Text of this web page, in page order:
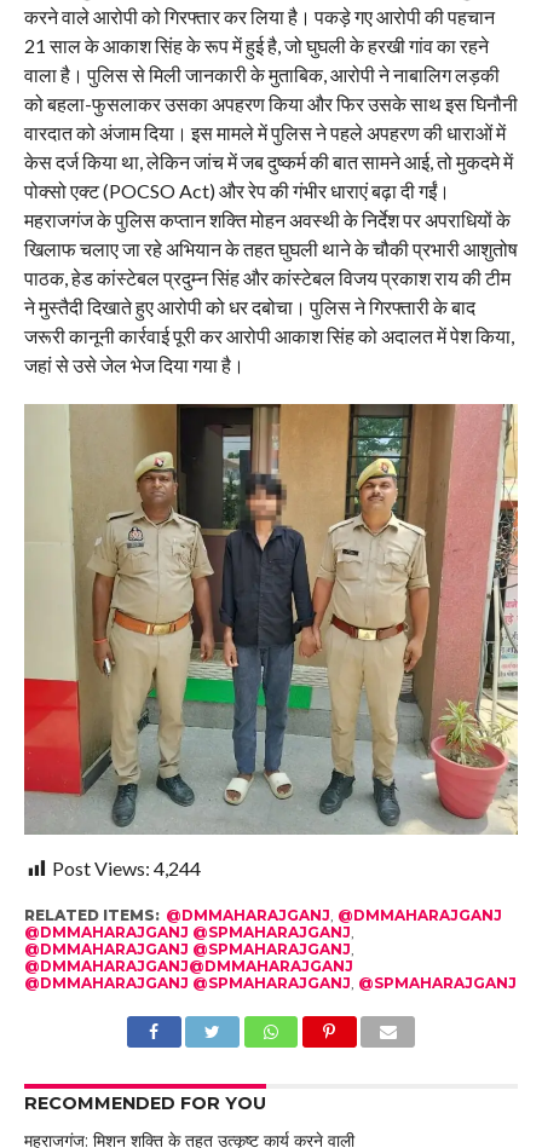
करने वाले आरोपी को गिरफ्तार कर लिया है। पकड़े गए आरोपी की पहचान
21 साल के आकाश सिंह के रूप में हुई है, जो घुघली के हरखी गांव का रहने
वाला है। पुलिस से मिली जानकारी के मुताबिक, आरोपी ने नाबालिग लड़की
को बहला-फुसलाकर उसका अपहरण किया और फिर उसके साथ इस घिनौनी
वारदात को अंजाम दिया। इस मामले में पुलिस ने पहले अपहरण की धाराओं में
केस दर्ज किया था, लेकिन जांच में जब दुष्कर्म की बात सामने आई, तो मुकदमे में
पोक्सो एक्ट (POCSO Act) और रेप की गंभीर धाराएं बढ़ा दी गईं।
महराजगंज के पुलिस कप्तान शक्ति मोहन अवस्थी के निर्देश पर अपराधियों के
खिलाफ चलाए जा रहे अभियान के तहत घुघली थाने के चौकी प्रभारी आशुतोष
पाठक, हेड कांस्टेबल प्रदुम्न सिंह और कांस्टेबल विजय प्रकाश राय की टीम
ने मुस्तैदी दिखाते हुए आरोपी को धर दबोचा। पुलिस ने गिरफ्तारी के बाद
जरूरी कानूनी कार्रवाई पूरी कर आरोपी आकाश सिंह को अदालत में पेश किया,
जहां से उसे जेल भेज दिया गया है।
Post Views: 4,244
RELATED ITEMS: @DMMAHARAJGANJ @DMMAHARAJGANJ
@DMMAHARAJGANJ @SPMAHARAJGANJ
@DMMAHARAJGANJ @SPMAHARAJGANJ
@DMMAHARAJGANJ@DMMAHARAJGANJ
@DMMAHARAJGANJ @SPMAHARAJGANJ @SPMAHARAJGANJ
RECOMMENDED FOR YOU
महराजगंज: मिशन शक्ति के तहत उत्कृष्ट कार्य करने वाली